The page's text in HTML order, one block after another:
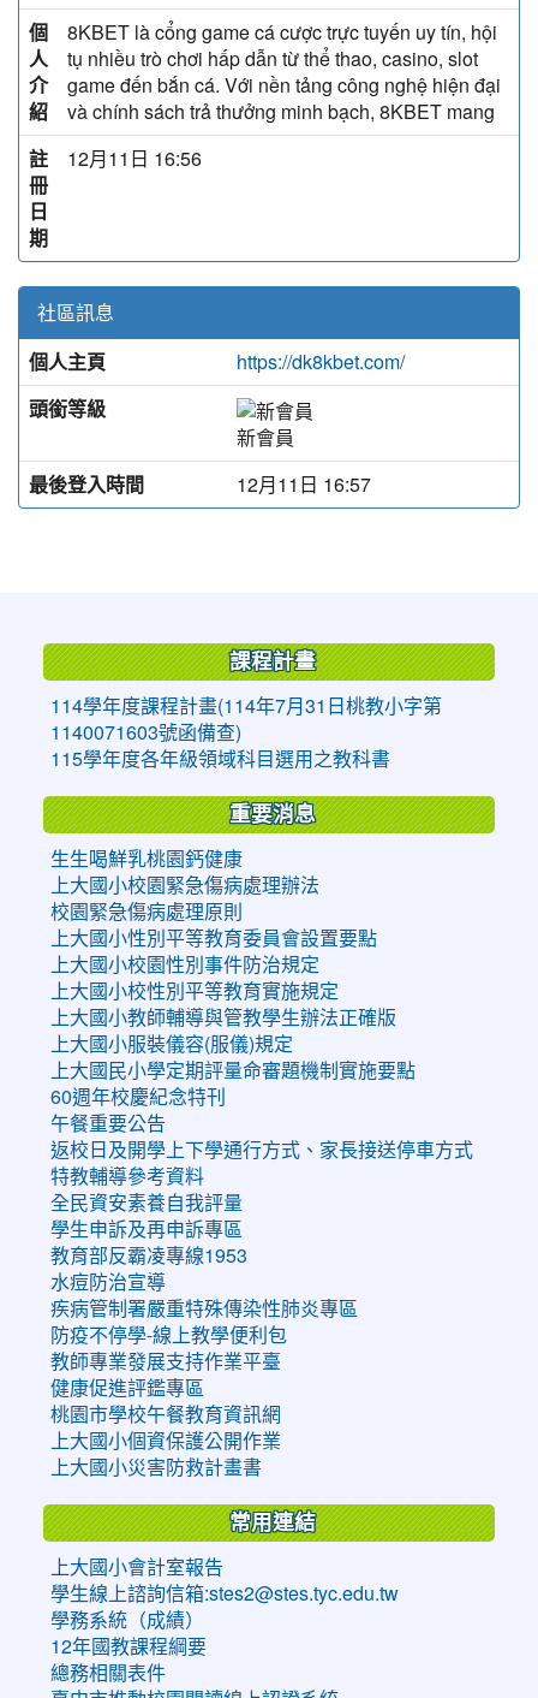
個
人
介
紹
8KBET là cổng game cá cược trực tuyến uy tín, hội
tụ nhiều trò chơi hấp dẫn từ thể thao, casino, slot
game đến bắn cá. Với nền tảng công nghệ hiện đại
và chính sách trả thưởng minh bạch, 8KBET mang
註
冊
日
期
12月11日 16:56
社區訊息
個人主頁
https://dk8kbet.com/
頭銜等級
新會員
最後登入時間
12月11日 16:57
課程計畫
114學年度課程計畫(114年7月31日桃教小字第
1140071603號函備查)
115學年度各年級領域科目選用之教科書
重要消息
生生喝鮮乳桃園鈣健康
上大國小校園緊急傷病處理辦法
校園緊急傷病處理原則
上大國小性別平等教育委員會設置要點
上大國小校園性別事件防治規定
上大國小校性別平等教育實施規定
上大國小教師輔導與管教學生辦法正確版
上大國小服裝儀容(服儀)規定
上大國民小學定期評量命審題機制實施要點
60週年校慶紀念特刊
午餐重要公告
返校日及開學上下學通行方式、家長接送停車方式
特教輔導參考資料
全民資安素養自我評量
學生申訴及再申訴專區
教育部反霸凌專線1953
水痘防治宣導
疾病管制署嚴重特殊傳染性肺炎專區
防疫不停學-線上教學便利包
教師專業發展支持作業平臺
健康促進評鑑專區
桃園市學校午餐教育資訊網
上大國小個資保護公開作業
上大國小災害防救計畫書
常用連結
上大國小會計室報告
學生線上諮詢信箱:stes2@stes.tyc.edu.tw
學務系統（成績）
12年國教課程綱要
總務相關表件